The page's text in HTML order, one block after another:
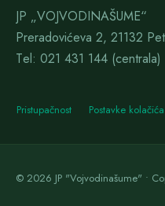
JP „VOJVODINAŠUME“
Preradovićeva 2, 21132
Тel: 021 431 144 (centrala)
Pristupačnost Postavke kolačića
© 2026 JP "Vojvodinašume" •